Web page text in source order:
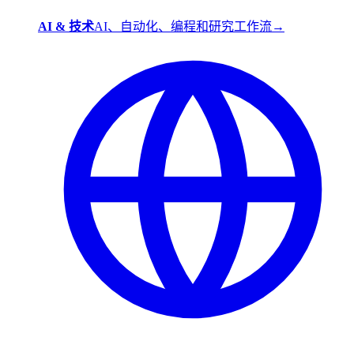
AI & 技术AI、自动化、编程和研究工作流→